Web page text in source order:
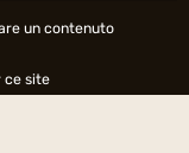
un contenuto
ce site